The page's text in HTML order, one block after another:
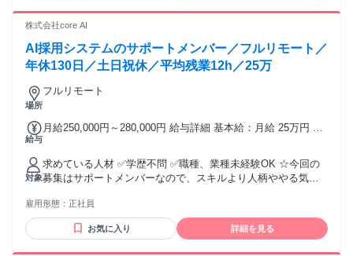
と。 選考時は計測が必須となります。 ※光回線未契約の場合
は、入社前までに契約・開通完了が必須となります。 ※業務
用PC・ヘッドセット・LANケーブルなどは会社から貸与しま
す。 ※月1回程度、セキュリティ確認のためカメラ越しでお部
屋を確認する取り組みがございます。
ているため、 幅広い方々との交流でコミュニケーションスキ
株式会社core AI
AI採用システムのサポートメンバー／フルリモート／
年休130日／土日祝休／平均残業12h／25万
場所
フルリモート
給与
月給250,000円～280,000円 給与詳細 基本給：月給 25万円 〜
れる通勤・皆勤・家族手当金額：なし 全員に一律で支払われ
るその他手当金額：なし
対象
求めている人材 ✅学歴不問 ✅職種、業種未経験OK ☆今回の
募集はサポートメンバーなので、スキルより人柄ややる気を
東京オフィスに出社ができるメンバーを想定しています(日帰
りOK＋交通費1000円支給)。 ～こんな人と働きたい～ ・AIに
興味がある方 ・chatGPT、Geminiなどを使っている方 ・スマ
雇用形態： 正社員
お気に入り 詳細を見る